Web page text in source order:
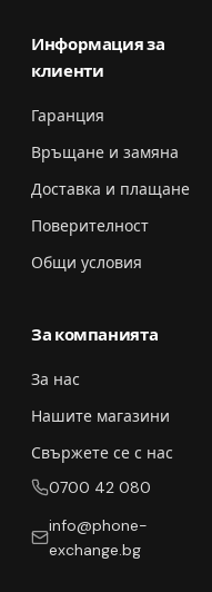
Информация за
клиенти
Гаранция
Връщане и замяна
Доставка и плащане
Поверителност
Общи условия
За компанията
За нас
Нашите магазини
Свържете се с нас
0700 42 080
info@phone-
exchange.bg